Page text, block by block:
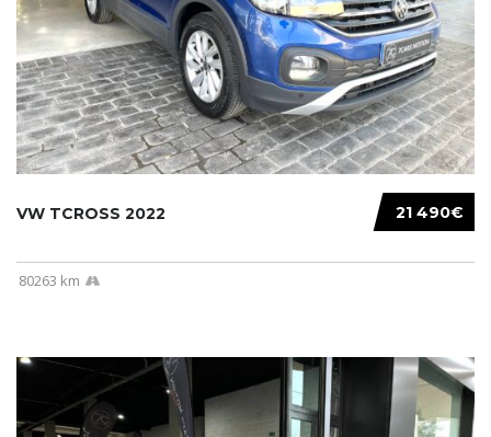
21 490€
VW TCROSS 2022
80263 km